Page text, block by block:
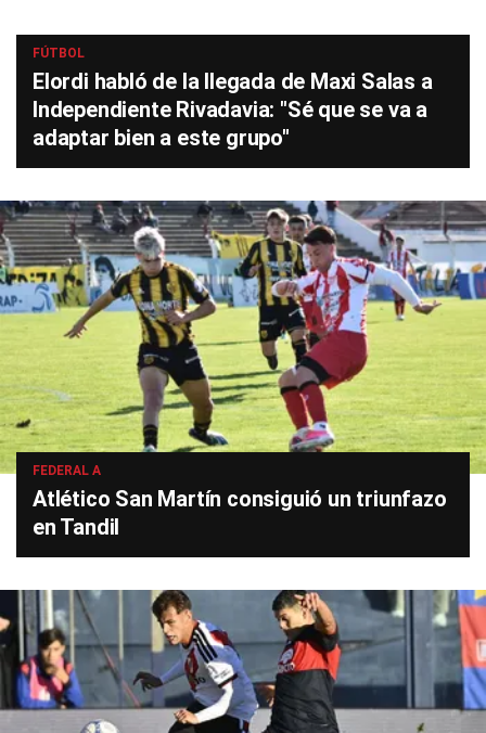
FÚTBOL
Elordi habló de la llegada de Maxi Salas a
Independiente Rivadavia: "Sé que se va a
adaptar bien a este grupo"
FEDERAL A
Atlético San Martín consiguió un triunfazo
en Tandil